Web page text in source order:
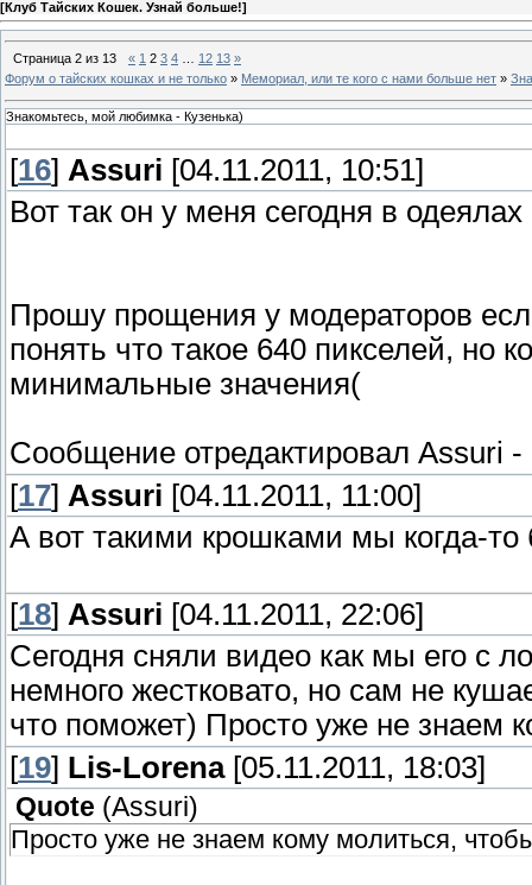
[Клуб Тайских Кошек. Узнай больше!]
Страница 2 из 13 « 1 2 3 4 12 13 »
Форум о тайских кошках и не только » Мемориал, или те кого с нами больше нет »
Знакомьтесь, мой любимка - Кузенька)
[16] Assuri [04.11.2011, 10:51]
Вот так он у меня сегодня в
Прошу прощения у модераторов
понять что такое 640 пикселей, но
минимальные значения(
Сообщение отредактировал Assuri -
[17] Assuri [04.11.2011, 11:00]
А вот такими крошками мы когда-
[18] Assuri [04.11.2011, 22:06]
Сегодня сняли видео как мы его с
немного жестковато, но сам не
что поможет) Просто уже не знаем
[19] Lis-Lorena[05.11.2011, 18:03]
Quote (Assuri)
Просто уже не знаем кому молиться,